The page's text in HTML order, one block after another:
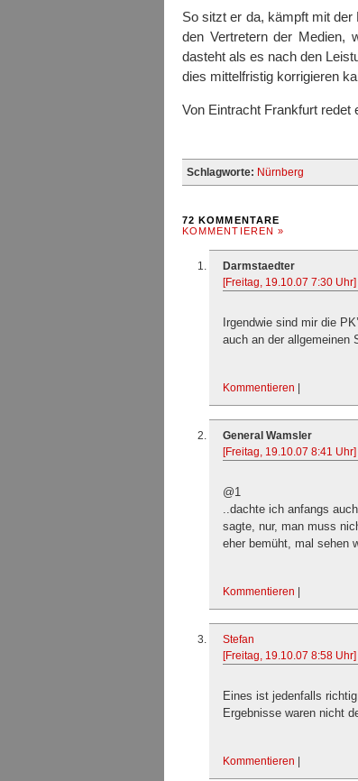
So sitzt er da, kämpft mit der
den Vertretern der Medien,
dasteht als es nach den
dies mittelfristig korrigieren
Von Eintracht Frankfurt
Schlagworte: Nürnberg
72 KOMMENTARE
KOMMENTIEREN »
Darmstaedter
[Freitag, 19.10.07 7:30 Uhr]
Irgendwie sind mir die
auch an der allgemeinen
Kommentieren
General Wamsler
[Freitag, 19.10.07 8:41 Uhr]
@1
..dachte ich anfangs
sagte, nur, man muss
eher bemüht, mal sehen
Kommentieren
Stefan
[Freitag, 19.10.07 8:58 Uhr]
Eines ist jedenfalls
Ergebnisse waren nicht
Kommentieren